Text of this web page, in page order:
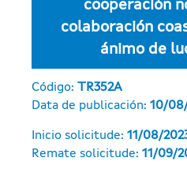
cooperación
colaboración
ánimo de
Código: TR352A
Data de publicación: 10/
Inicio solicitude: 11/08/
Remate solicitude: 11/09/